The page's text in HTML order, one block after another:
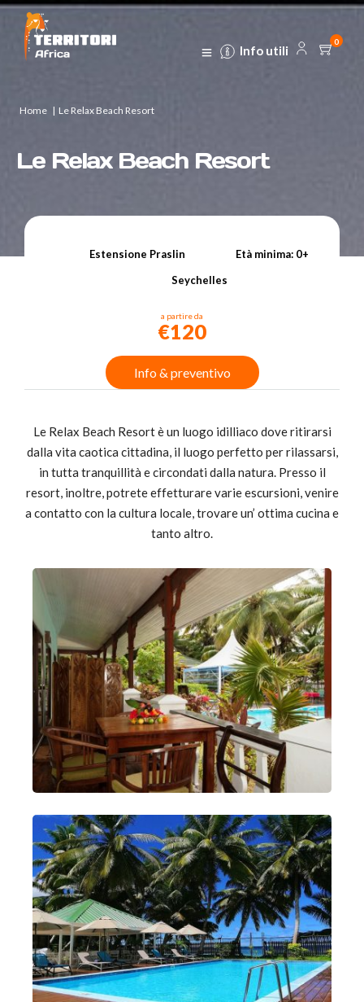
Info utili
0
Home | Le Relax Beach Resort
Le Relax Beach Resort
Estensione Praslin
Età minima: 0+
Seychelles
a partire da
€120
Info & preventivo
Le Relax Beach Resort è un luogo idilliaco dove ritirarsi
dalla vita caotica cittadina, il luogo perfetto per rilassarsi,
in tutta tranquillità e circondati dalla natura. Presso il
resort, inoltre, potrete effetturare varie escursioni, venire
a contatto con la cultura locale, trovare un’ ottima cucina e
tanto altro.